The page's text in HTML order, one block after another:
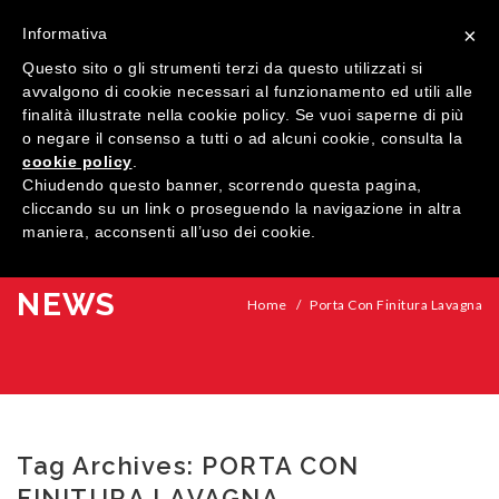
MENU
HOME
AZIENDA
Legno
Porte
ARREDI SU MISURA
NEWS Home / Porta Con Finitura Lavagna
Tag Archives: PORTA CON
×
Informativa
Questo sito o gli strumenti terzi da questo utilizzati si
avvalgono di cookie necessari al funzionamento ed utili alle
finalità illustrate nella cookie policy. Se vuoi saperne di più
o negare il consenso a tutti o ad alcuni cookie, consulta la
cookie policy
Chiudendo questo banner, scorrendo questa pagina,
cliccando su un link o proseguendo la navigazione in altra
maniera, acconsenti all’uso dei cookie.